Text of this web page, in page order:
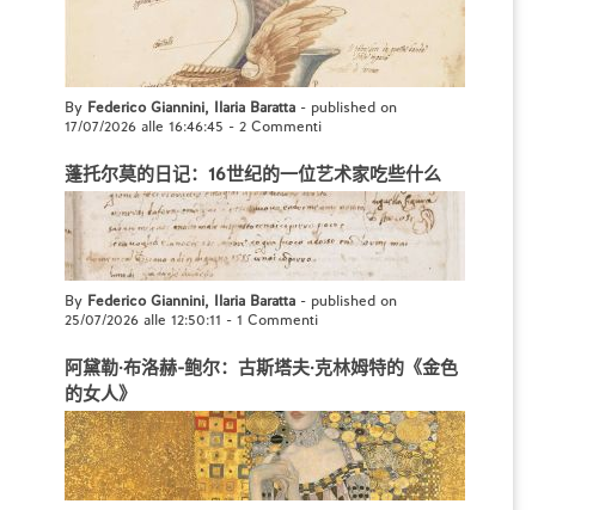
By Federico Giannini, Ilaria Baratta - published on
17/07/2026 alle 16:46:45 - 2 Commenti
蓬托尔莫的日记：16世纪的一位艺术家吃些什么
By Federico Giannini, Ilaria Baratta - published on
25/07/2026 alle 12:50:11 - 1 Commenti
阿黛勒·布洛赫-鲍尔：古斯塔夫·克林姆特的《金色
的女人》